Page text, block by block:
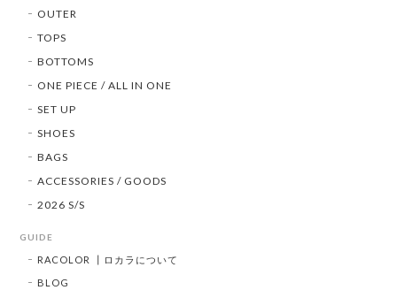
OUTER
TOPS
BOTTOMS
ONE PIECE / ALL IN ONE
SET UP
SHOES
BAGS
ACCESSORIES / GOODS
2026 S/S
GUIDE
RACOLOR ┃ロカラについて
BLOG